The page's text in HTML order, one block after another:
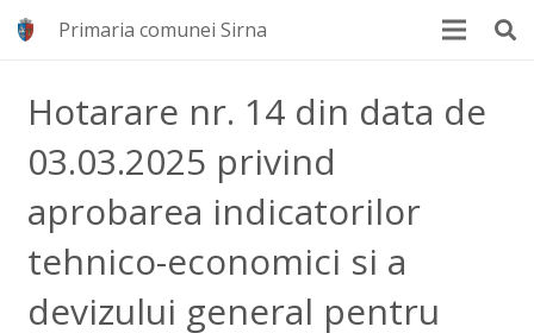
Primaria comunei Sirna
Hotarare nr. 14 din data de
03.03.2025 privind
aprobarea indicatorilor
tehnico-economici si a
devizului general pentru